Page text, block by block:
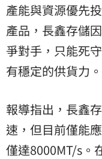
產能與資源優先
產品，長鑫存儲
爭對手，只能死
有穩定的供貨力。
報導指出，長鑫
速，但目前僅能
僅達8000MT/s。